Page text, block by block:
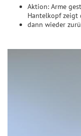
Aktion: Arme
Hantelkopf zeigt
dann wieder